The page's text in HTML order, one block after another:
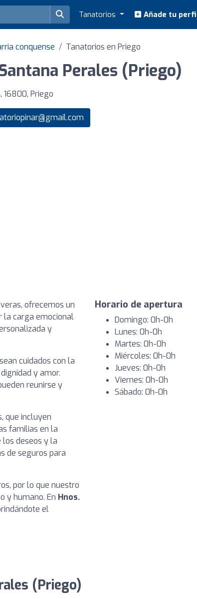
Tanatorios Añade tu
conquense Tanatorios en Priego
Perales (Priego)
16800, Priego
ofrecemos un
la carga emocional
y
cuidados con la
y amor.
reunirse y
que incluyen
familias en la
los deseos y la
de seguros para
por lo que nuestro
y humano. En Hnos.
el
Horario de apertura
Domingo: 0h-0h
Lunes: 0h-0h
Martes: 0h-0h
Miércoles: 0h-0h
Jueves: 0h-0h
Viernes: 0h-0h
Sábado: 0h-0h
(Priego)